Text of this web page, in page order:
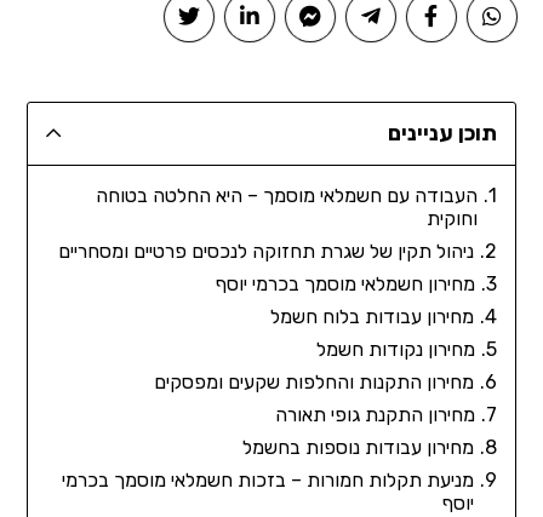
תוכן עניינים
העבודה עם חשמלאי מוסמך – היא החלטה בטוחה
וחוקית
ניהול תקין של שגרת תחזוקה לנכסים פרטיים ומסחריים
מחירון חשמלאי מוסמך בכרמי יוסף
מחירון עבודות בלוח חשמל
מחירון נקודות חשמל
מחירון התקנות והחלפות שקעים ומפסקים
מחירון התקנת גופי תאורה
מחירון עבודות נוספות בחשמל
מניעת תקלות חמורות – בזכות חשמלאי מוסמך בכרמי
יוסף